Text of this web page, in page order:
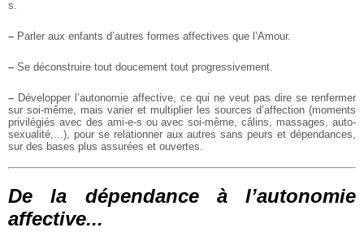
s.
– Parler aux enfants d’autres formes affectives que l’Amour.
– Se déconstruire tout doucement tout progressivement.
– Développer l’autonomie affective, ce qui ne veut pas dire se renfermer
sur soi-même, mais varier et multiplier les sources d’affection (moments
privilégiés avec des ami-e-s ou avec soi-même, câlins, massages, auto-
sexualité,...), pour se relationner aux autres sans peurs et dépendances,
sur des bases plus assurées et ouvertes.
De la dépendance à l’autonomie
affective...